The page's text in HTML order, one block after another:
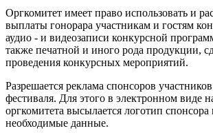
Оргкомитет имеет право использовать и
выплаты гонорара участникам и гостям
аудио - и видеозаписи конкурсной
также печатной и иного рода продукции,
проведения конкурсных мероприятий.
Разрешается реклама спонсоров
фестиваля. Для этого в электронном виде
оргкомитета высылается логотип спонсора
необходимые данные.